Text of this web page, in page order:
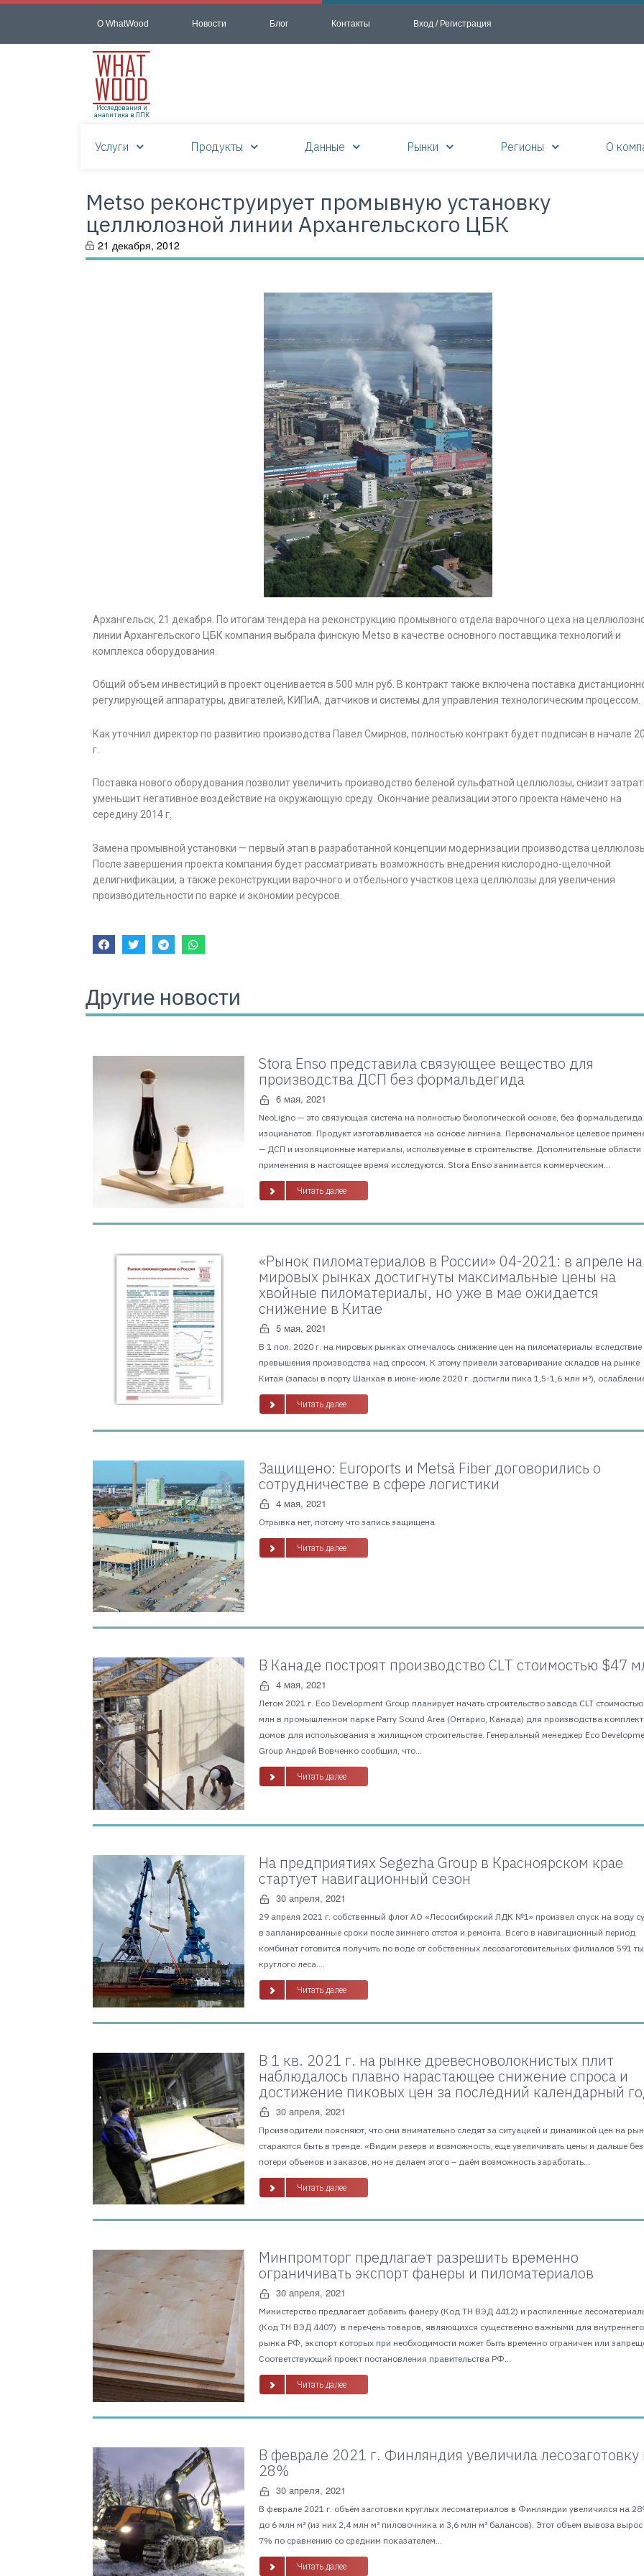
О WhatWood Новости Блог Контакты Вход / Регистрация
Исследования и
аналитика в ЛПК
Услуги Продукты Данные Рынки Регионы О
Metso реконструирует промывную установку
целлюлозной линии Архангельского ЦБК
21 декабря, 2012
Архангельск, 21 декабря. По итогам тендера на реконструкцию промывного отдела варочного цеха на
линии Архангельского ЦБК компания выбрала финскую Metso в качестве основного поставщика технологий и
комплекса оборудования.
Общий объем инвестиций в проект оценивается в 500 млн руб. В контракт также включена поставка
регулирующей аппаратуры, двигателей, КИПиА, датчиков и системы для управления технологическим процессом.
Как уточнил директор по развитию производства Павел Смирнов, полностью контракт будет подписан в начале
г.
Поставка нового оборудования позволит увеличить производство беленой сульфатной целлюлозы, снизит
уменьшит негативное воздействие на окружающую среду. Окончание реализации этого проекта намечено на
середину 2014 г.
Замена промывной установки — первый этап в разработанной концепции модернизации производства
После завершения проекта компания будет рассматривать возможность внедрения кислородно-щелочной
делигнификации, а также реконструкции варочного и отбельного участков цеха целлюлозы для увеличения
производительности по варке и экономии ресурсов.
Другие новости
Stora Enso представила связующее вещество для
производства ДСП без формальдегида
6 мая, 2021
NeoLigno — это связующая система на полностью биологической основе, без формальдегида
изоцианатов. Продукт изготавливается на основе лигнина. Первоначальное целевое
— ДСП и изоляционные материалы, используемые в строительстве. Дополнительные области
применения в настоящее время исследуются. Stora Enso занимается коммерческим...
Читать далее
«Рынок пиломатериалов в России» 04-2021: в апреле на
мировых рынках достигнуты максимальные цены на
хвойные пиломатериалы, но уже в мае ожидается
снижение в Китае
5 мая, 2021
В 1 пол. 2020 г. на мировых рынках отмечалось снижение цен на пиломатериалы вследствие
превышения производства над спросом. К этому привели затоваривание складов на рынке
Китая (запасы в порту Шанхая в июне-июле 2020 г. достигли пика 1,5-1,6 млн м³),
Читать далее
Защищено: Euroports и Metsä Fiber договорились о
сотрудничестве в сфере логистики
4 мая, 2021
Отрывка нет, потому что запись защищена.
Читать далее
В Канаде построят производство CLT стоимостью $47
4 мая, 2021
Летом 2021 г. Eco Development Group планирует начать строительство завода CLT
млн в промышленном парке Parry Sound Area (Онтарио, Канада) для производства
домов для использования в жилищном строительстве. Генеральный менеджер Eco
Group Андрей Вовченко сообщил, что...
Читать далее
На предприятиях Segezha Group в Красноярском крае
стартует навигационный сезон
30 апреля, 2021
29 апреля 2021 г. собственный флот АО «Лесосибирский ЛДК №1» произвел спуск на воду
в запланированные сроки после зимнего отстоя и ремонта. Всего в навигационный период
комбинат готовится получить по воде от собственных лесозаготовительных филиалов 591
круглого леса....
Читать далее
В 1 кв. 2021 г. на рынке древесноволокнистых плит
наблюдалось плавно нарастающее снижение спроса и
достижение пиковых цен за последний календарный
30 апреля, 2021
Производители поясняют, что они внимательно следят за ситуацией и динамикой цен на
стараются быть в тренде. «Видим резерв и возможность, еще увеличивать цены и дальше без
потери объемов и заказов, но не делаем этого – даём возможность заработать...
Читать далее
Минпромторг предлагает разрешить временно
ограничивать экспорт фанеры и пиломатериалов
30 апреля, 2021
Министерство предлагает добавить фанеру (Код ТН ВЭД 4412) и распиленные
(Код ТН ВЭД 4407) в перечень товаров, являющихся существенно важными для внутреннего
рынка РФ, экспорт которых при необходимости может быть временно ограничен или
Соответствующий проект постановления правительства РФ...
Читать далее
В феврале 2021 г. Финляндия увеличила лесозаготовку
28%
30 апреля, 2021
В феврале 2021 г. объём заготовки круглых лесоматериалов в Финляндии увеличился на
до 6 млн м³ (из них 2,4 млн м³ пиловочника и 3,6 млн м³ балансов). Этот объем вывоза
7% по сравнению со средним показателем...
Читать далее